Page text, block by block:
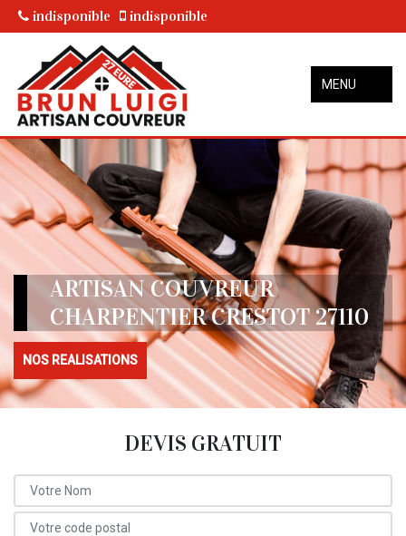
indisponible indisponible
MENU
ARTISAN COUVREUR
CHARPENTIER CRESTOT 27110
NOS REALISATIONS
DEVIS GRATUIT